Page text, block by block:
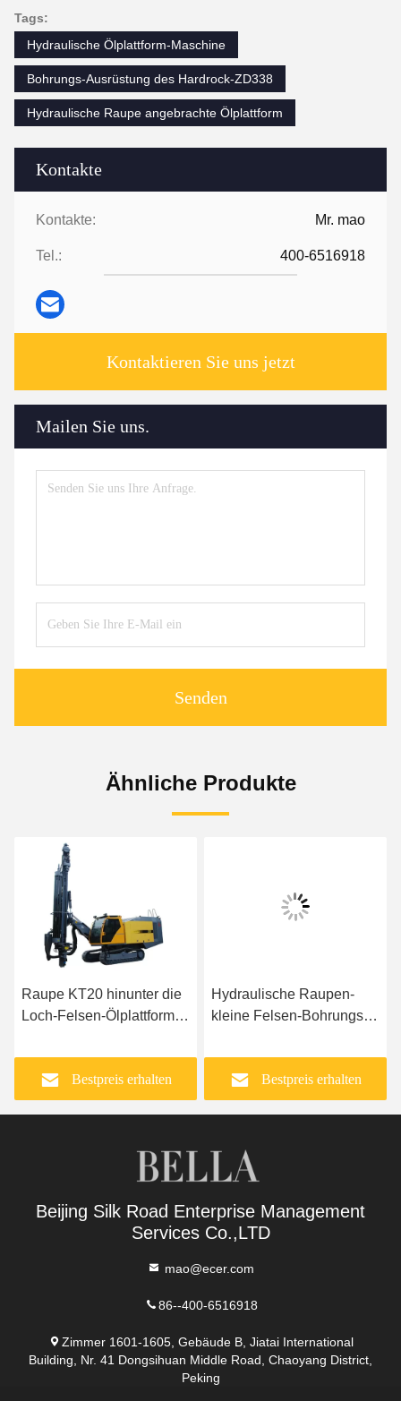
Kontakte
Kontakte: Mr. mao
Tel.: 400-6516918
Kontaktieren Sie uns jetzt
Mailen Sie uns.
Senden
Tags:
Hydraulische Ölplattform-Maschine
Bohrungs-Ausrüstung des Hardrock-ZD338
Hydraulische Raupe angebrachte Ölplattform
Ähnliche Produkte
Raupe KT20 hinunter die
Loch-Felsen-Ölplattform-
Bestpreis erhalten
Hydraulische Raupen-
kleine Felsen-Bohrungs-
Bestpreis erhalten
Beijing Silk Road Enterprise Management
Services Co.,LTD
mao@ecer.com
86--400-6516918
Zimmer 1601-1605, Gebäude B, Jiatai International
Building, Nr. 41 Dongsihuan Middle Road, Chaoyang District,
Peking